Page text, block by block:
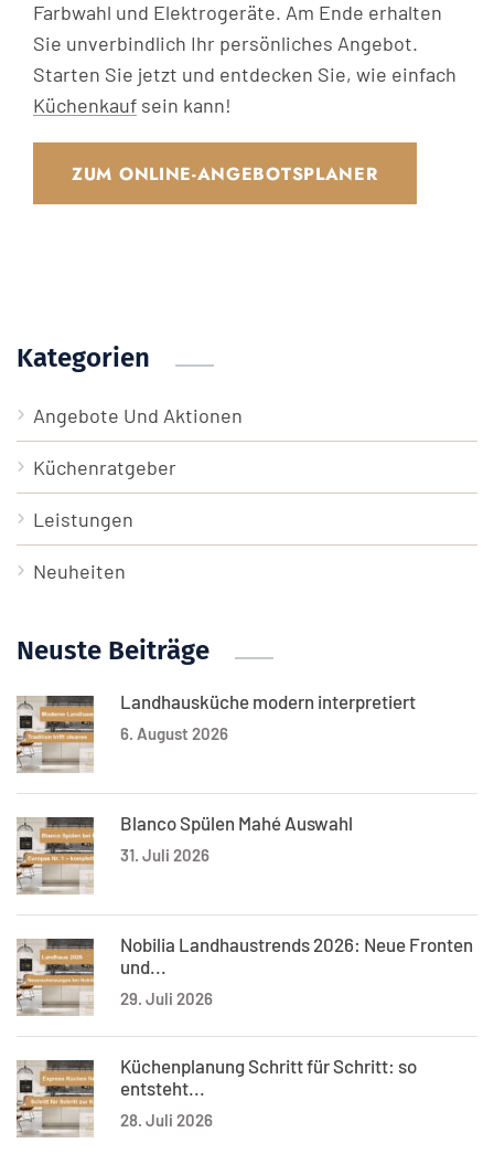
Farbwahl und Elektrogeräte. Am Ende erhalten
Sie unverbindlich Ihr persönliches Angebot.
Starten Sie jetzt und entdecken Sie, wie einfach
Küchenkauf sein kann!
ZUM ONLINE-ANGEBOTSPLANER
Kategorien
Angebote Und Aktionen
Küchenratgeber
Leistungen
Neuheiten
Neuste Beiträge
Landhausküche modern interpretiert
6. August 2026
Blanco Spülen Mahé Auswahl
31. Juli 2026
Nobilia Landhaustrends 2026: Neue Fronten
und...
29. Juli 2026
Küchenplanung Schritt für Schritt: so
entsteht...
28. Juli 2026